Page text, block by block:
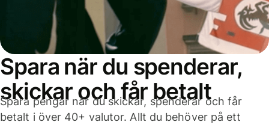
Spara när du spenderar,
skickar och får betalt
Spara pengar när du skickar, spenderar och får
betalt i över 40+ valutor. Allt du behöver på ett